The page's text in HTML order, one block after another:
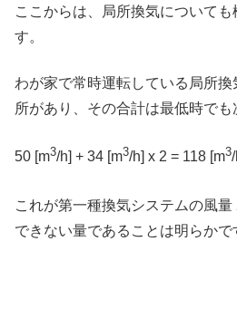
ここからは、局所換気について
す。
わが家で常時運転している局所
所があり、その合計は最低時でも
50 [m3/h] + 34 [m3/h] x 2 = 118 [m3
これが第一種換気システムの風量
できない量であることは明らかで